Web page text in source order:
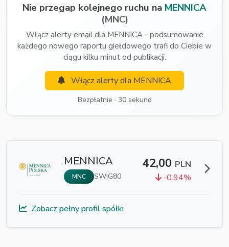
Nie przegap kolejnego ruchu na MENNICA
(MNC)
Włącz alerty email dla MENNICA - podsumowanie
każdego nowego raportu giełdowego trafi do Ciebie w
ciągu kilku minut od publikacji.
Włącz alerty dla MENNICA
Bezpłatnie · 30 sekund
MENNICA
MNC SWIG80
42,00 PLN
-0.94%
Zobacz pełny profil spółki